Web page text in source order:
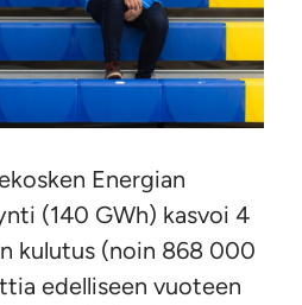
Energian
(140 GWh) kasvoi 4
kulutus (noin 868 000
edelliseen vuoteen